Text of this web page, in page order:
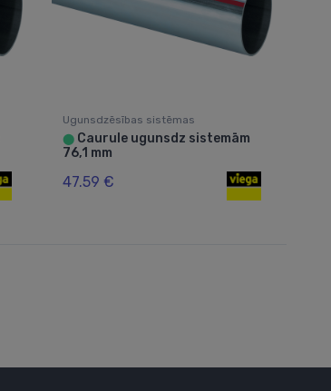
Ugunsdzēsības sistēmas
⬤Caurule ugunsdz sistemām
76,1 mm
47.59 €